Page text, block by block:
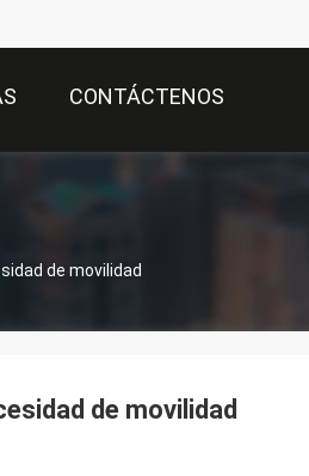
CONTÁCTENOS
de movilidad
de movilidad